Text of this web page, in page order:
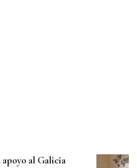
apoyo al Galicia